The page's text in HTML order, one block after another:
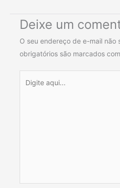
Deixe um
O seu endereço de e-mail não
obrigatórios são marcados com
aqui...